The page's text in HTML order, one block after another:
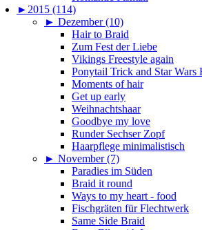
► 2015 (114)
► Dezember (10)
Hair to Braid
Zum Fest der Liebe
Vikings Freestyle again
Ponytail Trick and Star Wars
Moments of hair
Get up early
Weihnachtshaar
Goodbye my love
Runder Sechser Zopf
Haarpflege minimalistisch
► November (7)
Paradies im Süden
Braid it round
Ways to my heart - food
Fischgräten für Flechtwerk
Same Side Braid